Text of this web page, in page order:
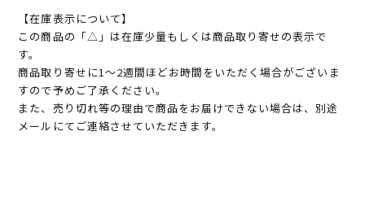
【在庫表示について】
この商品の「△」は在庫少量もしくは商品取り寄せの表示で
す。
商品取り寄せに1～2週間ほどお時間をいただく場合がございま
すので予めご了承ください。
また、売り切れ等の理由で商品をお届けできない場合は、別途
メールにてご連絡させていただきます。